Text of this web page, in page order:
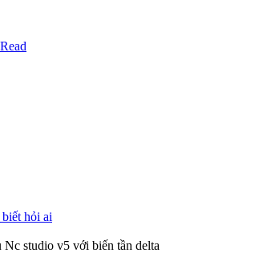
hỏi ai
Nc studio v5 với biến tần delta